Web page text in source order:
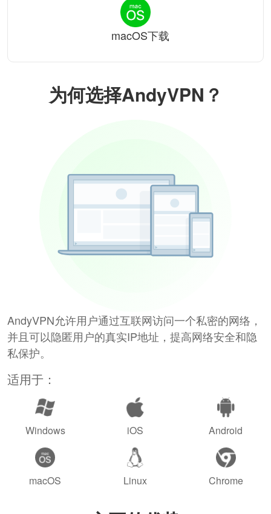
为何选择AndyVPN？
AndyVPN允许用户通过互联网访问一个私密的网络，
并且可以隐匿用户的真实IP地址，提高网络安全和隐
私保护。
适用于：
Windows iOS Android
macOS Linux Chrome
macOS下载